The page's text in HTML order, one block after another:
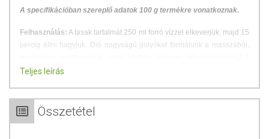
A specifikációban szereplő adatok 100 g termékre vonatkoznak.
Felhasználás: A tasak tartalmát 250 ml forró vízzel elkeverjük, majd 15
percig állni hagyjuk. Dió nagyságú golyókat formálunk a masszából,
percig sütjük.
húsételekhez.
Teljes leírás
Összetétel